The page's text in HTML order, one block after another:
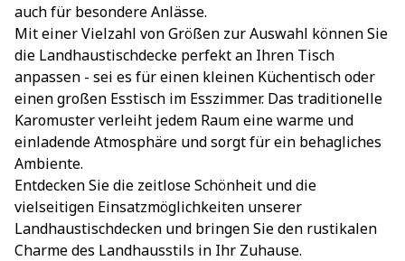
auch für besondere Anlässe.
Mit einer Vielzahl von Größen zur Auswahl können Sie
die Landhaustischdecke perfekt an Ihren Tisch
anpassen - sei es für einen kleinen Küchentisch oder
einen großen Esstisch im Esszimmer. Das traditionelle
Karomuster verleiht jedem Raum eine warme und
einladende Atmosphäre und sorgt für ein behagliches
Ambiente.
Entdecken Sie die zeitlose Schönheit und die
vielseitigen Einsatzmöglichkeiten unserer
Landhaustischdecken und bringen Sie den rustikalen
Charme des Landhausstils in Ihr Zuhause.